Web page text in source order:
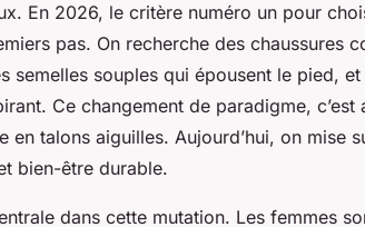
En 2026, le critère numéro un pour
pas. On recherche des chaussures
semelles souples qui épousent le pied,
Ce changement de paradigme, c’est
en talons aiguilles. Aujourd’hui, on mise
bien-être durable.
dans cette mutation. Les femmes